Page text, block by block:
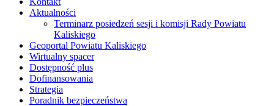
Aktualności
Terminarz posiedzeń sesji i komisji Rady Powiatu
Kaliskiego
Geoportal Powiatu Kaliskiego
Wirtualny spacer
Dostępność plus
Dofinansowania
Strategia
Poradnik bezpieczeństwa